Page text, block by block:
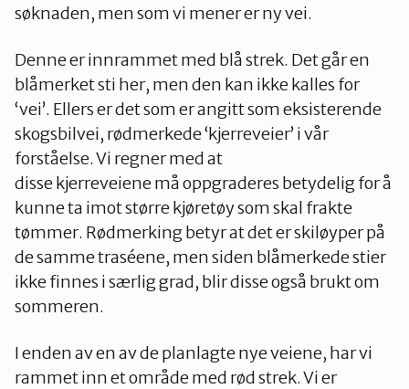
søknaden, men som vi mener er ny vei.
Denne er innrammet med blå strek. Det går en
blåmerket sti her, men den kan ikke kalles for
‘vei’. Ellers er det som er angitt som eksisterende
skogsbilvei, rødmerkede ‘kjerreveier’ i vår
forståelse. Vi regner med at
disse kjerreveiene må oppgraderes betydelig for å
kunne ta imot større kjøretøy som skal frakte
tømmer. Rødmerking betyr at det er skiløyper på
de samme traséene, men siden blåmerkede stier
ikke finnes i særlig grad, blir disse også brukt om
sommeren.
I enden av en av de planlagte nye veiene, har vi
rammet inn et område med rød strek. Vi er